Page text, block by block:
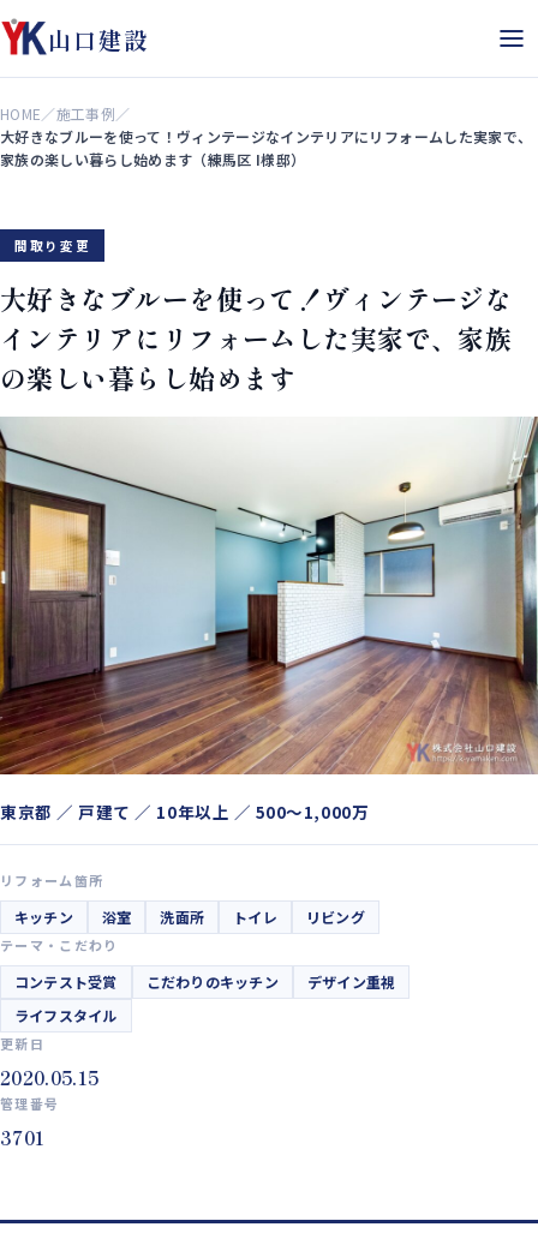
山口建設
HOME／施工事例／
大好きなブルーを使って！ヴィンテージなインテリアにリフォームした実家で、
家族の楽しい暮らし始めます（練馬区 I様邸）
間取り変更
大好きなブルーを使って！ヴィンテージな
インテリアにリフォームした実家で、家族
の楽しい暮らし始めます
東京都 ／ 戸建て ／ 10年以上 ／ 500〜1,000万
リフォーム箇所
キッチン 浴室 洗面所 トイレ リビング
テーマ・こだわり
コンテスト受賞 こだわりのキッチン
デザイン重視
ライフスタイル
更新日
2020.05.15
管理番号
3701